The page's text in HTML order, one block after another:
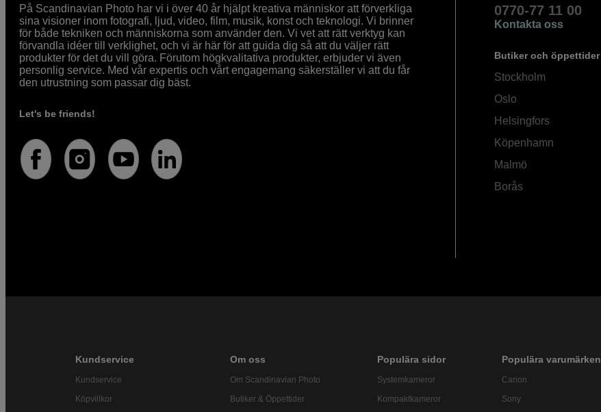
På Scandinavian Photo har vi i över 40 år hjälpt kreativa människor att förverkliga
sina visioner inom fotografi, ljud, video, film, musik, konst och teknologi. Vi brinner
för både tekniken och människorna som använder den. Vi vet att rätt verktyg kan
förvandla idéer till verklighet, och vi är här för att guida dig så att du väljer rätt
produkter för det du vill göra. Förutom högkvalitativa produkter, erbjuder vi även
personlig service. Med vår expertis och vårt engagemang säkerställer vi att du får
den utrustning som passar dig bäst.
Let's be friends!
0770-77 11 00
Kontakta oss
Butiker och öppettider
Stockholm
Oslo
Helsingfors
Köpenhamn
Malmö
Borås
Kundservice
Kundservice
Köpvillkor
Om oss
Om Scandinavian Photo
Butiker & Öppettider
Populära sidor
Systemkameror
Kompaktkameror
Populära varumärken
Canon
Sony